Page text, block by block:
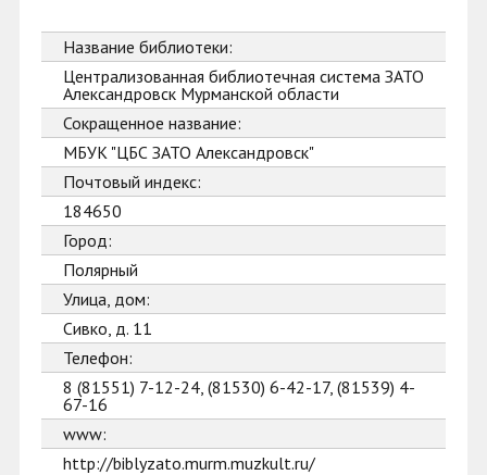
Название библиотеки:
Централизованная библиотечная система ЗАТО
Александровск Мурманской области
Сокращенное название:
МБУК "ЦБС ЗАТО Александровск"
Почтовый индекс:
184650
Город:
Полярный
Улица, дом:
Сивко, д. 11
Телефон:
8 (81551) 7-12-24, (81530) 6-42-17, (81539) 4-
67-16
www:
http://biblyzato.murm.muzkult.ru/